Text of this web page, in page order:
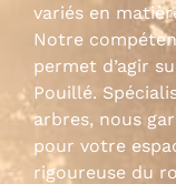
variés en
Notre
permet d’agir
Pouillé.
arbres, nous
pour votre
rigoureuse du